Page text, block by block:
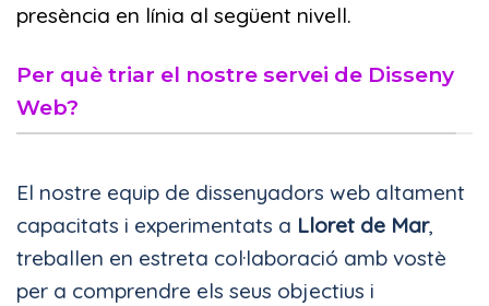
presència en línia al següent nivell.
Per què triar el nostre servei de Disseny
Web?
El nostre equip de dissenyadors web altament
capacitats i experimentats a Lloret de Mar,
treballen en estreta col·laboració amb vostè
per a comprendre els seus objectius i